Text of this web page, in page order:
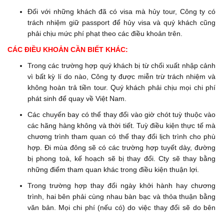
Đối với những khách đã có visa mà hủy tour, Công ty có
trách nhiệm giữ passport để hủy visa và quý khách cũng
phải chịu mức phí phạt theo các điều khoản trên.
CÁC ĐIỀU KHOẢN CẦN BIẾT KHÁC:
Trong các trường hợp quý khách bị từ chối xuất nhập cảnh
vì bất kỳ lí do nào, Công ty được miễn trừ trách nhiệm và
không hoàn trả tiền tour. Quý khách phải chịu mọi chi phí
phát sinh để quay về Việt Nam.
Các chuyến bay có thể thay đổi vào giờ chót tuỳ thuộc vào
các hãng hàng không và thời tiết. Tuỳ điều kiện thực tế mà
chương trình tham quan có thể thay đổi lịch trình cho phù
hợp. Đi mùa đông sẽ có các trường hợp tuyết dày, đường
bị phong toà, kế hoạch sẽ bị thay đổi. Cty sẽ thay bằng
những điểm tham quan khác trong điều kiện thuận lợi.
Trong trường hợp thay đổi ngày khởi hành hay chương
trình, hai bên phải cùng nhau bàn bạc và thỏa thuận bằng
văn bản. Mọi chi phí (nếu có) do việc thay đổi sẽ do bên